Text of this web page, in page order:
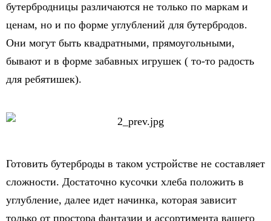
бутербродницы различаются не только по маркам и
ценам, но и по форме углублений для бутербродов.
Они могут быть квадратными, прямоугольными,
бывают и в форме забавных игрушек ( то-то радость
для ребятишек).
Готовить бутерброды в таком устройстве не составляет
сложности. Достаточно кусочки хлеба положить в
углубление, далее идет начинка, которая зависит
только от простора фантазии и ассортимента вашего